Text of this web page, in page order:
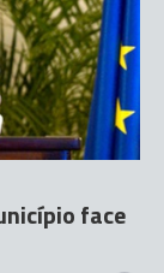
face